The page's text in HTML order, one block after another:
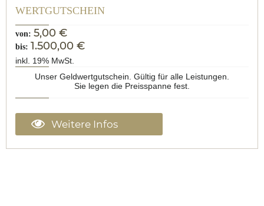
WERTGUTSCHEIN
von: 5,00 €
bis: 1.500,00 €
inkl. 19% MwSt.
Unser Geldwertgutschein. Gültig für alle Leistungen.
Sie legen die Preisspanne fest.
Weitere Infos